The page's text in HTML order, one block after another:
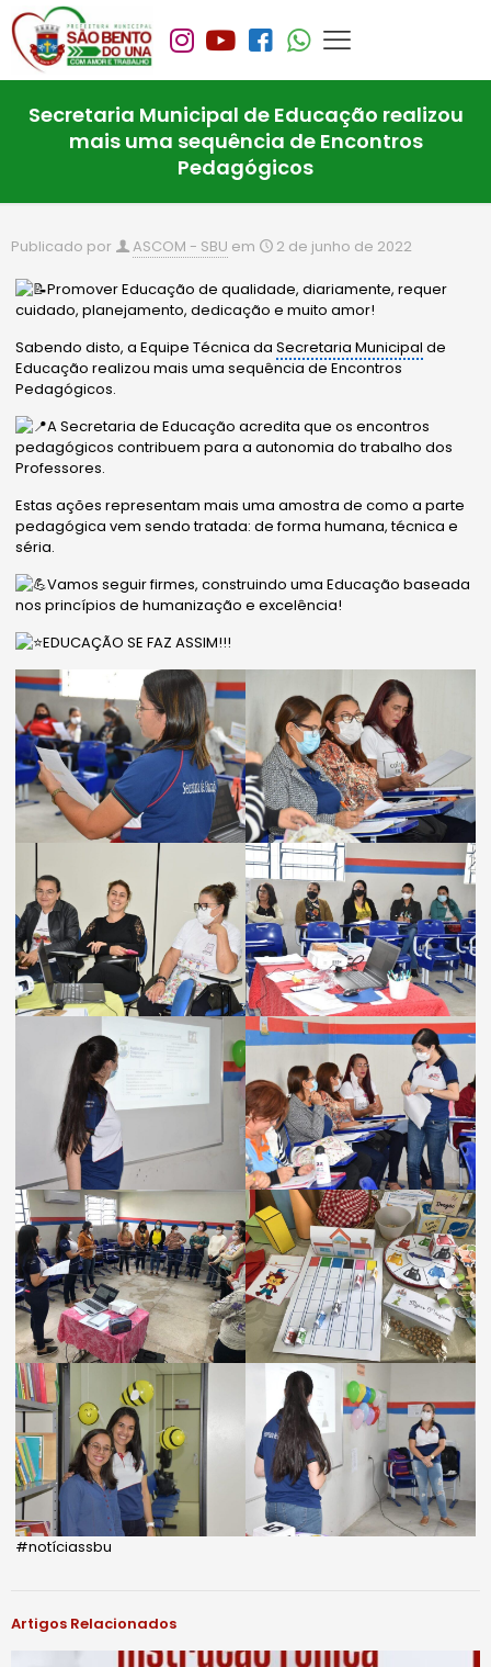
Secretaria Municipal de Educação realizou
mais uma sequência de Encontros
Pedagógicos
Publicado por ASCOM - SBU em 2 de junho de 2022
Promover Educação de qualidade, diariamente, requer
cuidado, planejamento, dedicação e muito amor!
Sabendo disto, a Equipe Técnica daSecretaria Municipal de
Educação realizou mais uma sequência de Encontros
Pedagógicos.
A Secretaria de Educação acredita que os encontros
pedagógicos contribuem para a autonomia do trabalho dos
Professores.
Estas ações representam mais uma amostra de como a parte
pedagógica vem sendo tratada: de forma humana, técnica e
séria.
Vamos seguir firmes, construindo uma Educação baseada
nos princípios de humanização e excelência!
EDUCAÇÃO SE FAZ ASSIM!!!
#notíciassbu
Artigos Relacionados